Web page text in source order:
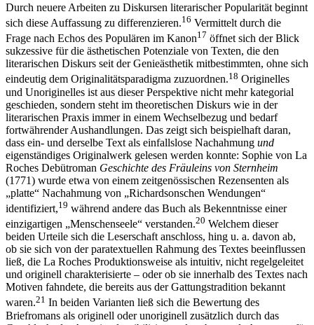
Durch neuere Arbeiten zu Diskursen literarischer Popularität beginnt
sich diese Auffassung zu differenzieren.16 Vermittelt durch die
Frage nach Echos des Populären im Kanon17 öffnet sich der Blick
sukzessive für die ästhetischen Potenziale von Texten, die den
literarischen Diskurs seit der Genieästhetik mitbestimmten, ohne sich
eindeutig dem Originalitätsparadigma zuzuordnen.18 Originelles
und Unoriginelles ist aus dieser Perspektive nicht mehr kategorial
geschieden, sondern steht im theoretischen Diskurs wie in der
literarischen Praxis immer in einem Wechselbezug und bedarf
fortwährender Aushandlungen. Das zeigt sich beispielhaft daran,
dass ein- und derselbe Text als einfallslose Nachahmung und
eigenständiges Originalwerk gelesen werden konnte: Sophie von La
Roches Debütroman Geschichte des Fräuleins von Sternheim
(1771) wurde etwa von einem zeitgenössischen Rezensenten als
„platte“ Nachahmung von „Richardsonschen Wendungen“
identifiziert,19 während andere das Buch als Bekenntnisse einer
einzigartigen „Menschenseele“ verstanden.20 Welchem dieser
beiden Urteile sich die Leserschaft anschloss, hing u. a. davon ab,
ob sie sich von der paratextuellen Rahmung des Textes beeinflussen
ließ, die La Roches Produktionsweise als intuitiv, nicht regelgeleitet
und originell charakterisierte – oder ob sie innerhalb des Textes nach
Motiven fahndete, die bereits aus der Gattungstradition bekannt
waren.21 In beiden Varianten ließ sich die Bewertung des
Briefromans als originell oder unoriginell zusätzlich durch das